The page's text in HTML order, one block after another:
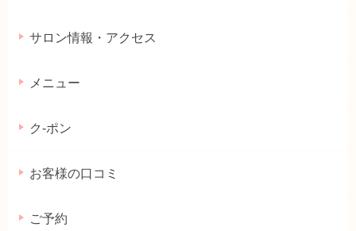
サロン情報・アクセス
メニュー
ク-ポン
お客様の口コミ
ご予約